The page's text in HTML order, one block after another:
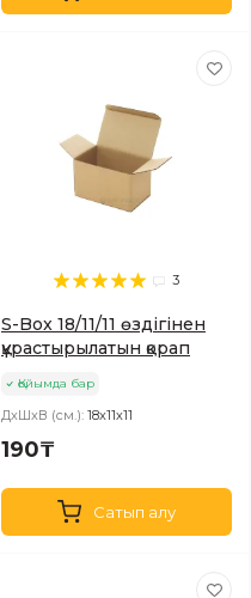
3
S-Box 18/11/11 өздігінен
құрастырылатын қорап
Қойымда бар
ДхШхВ (см.): 18х11х11
190₸
Сатып алу